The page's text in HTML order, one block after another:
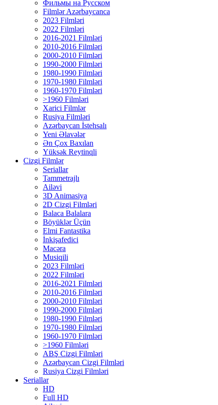
Фильмы на Русском
Filmlər Azərbaycanca
2023 Filmləri
2022 Filmləri
2016-2021 Filmləri
2010-2016 Filmləri
2000-2010 Filmləri
1990-2000 Filmləri
1980-1990 Filmləri
1970-1980 Filmləri
1960-1970 Filmləri
>1960 Filmləri
Xarici Filmlər
Rusiya Filmləri
Azərbaycan İstehsalı
Yeni Əlavələr
Ən Çox Baxılan
Yüksək Reytinqli
Cizgi Filmlər
Seriallar
Tammetrajlı
Ailəvi
3D Animasiya
2D Cizgi Filmləri
Balaca Balalara
Böyüklər Üçün
Elmi Fantastika
İnkişafedici
Macəra
Musiqili
2023 Filmləri
2022 Filmləri
2016-2021 Filmləri
2010-2016 Filmləri
2000-2010 Filmləri
1990-2000 Filmləri
1980-1990 Filmləri
1970-1980 Filmləri
1960-1970 Filmləri
>1960 Filmləri
ABŞ Cizgi Filmləri
Azərbaycan Cizgi Filmləri
Rusiya Cizgi Filmləri
Seriallar
HD
Full HD